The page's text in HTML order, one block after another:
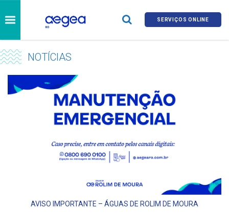
SERVIÇOS ONLINE
NOTÍCIAS
AVISO IMPORTANTE – ÁGUAS DE ROLIM DE MOURA